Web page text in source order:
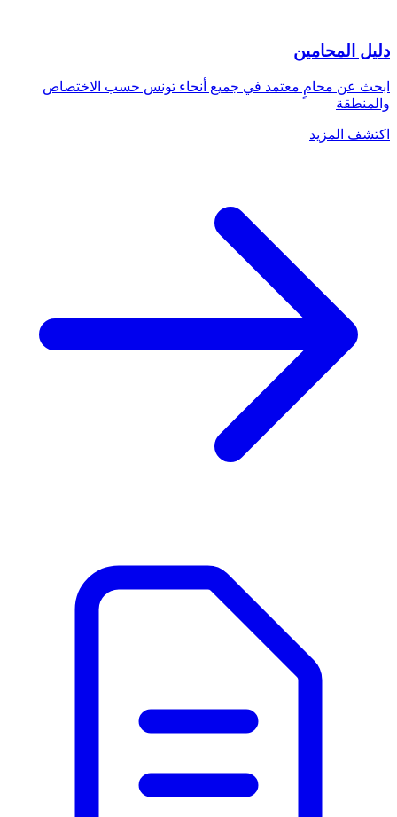
دليل المحامين
ابحث عن محامٍ معتمد في جميع أنحاء تونس حسب الاختصاص
والمنطقة
اكتشف المزيد